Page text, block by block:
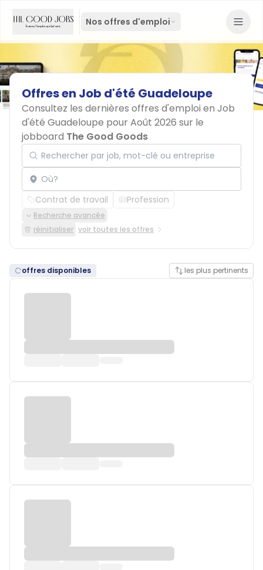
Nos offres d'emploi
Offresen Job d'été Guadeloupe
Consultez les dernières offres d'emploi en Job
d'été Guadeloupe pour Août 2026 sur le
jobboard The Good Goods
Rechercher par job, mot-clé ou entreprise
Localisation
Contrat de travail Profession
Recherche avancée
réinitialiser voir toutes les offres
offres disponibles les plus pertinents